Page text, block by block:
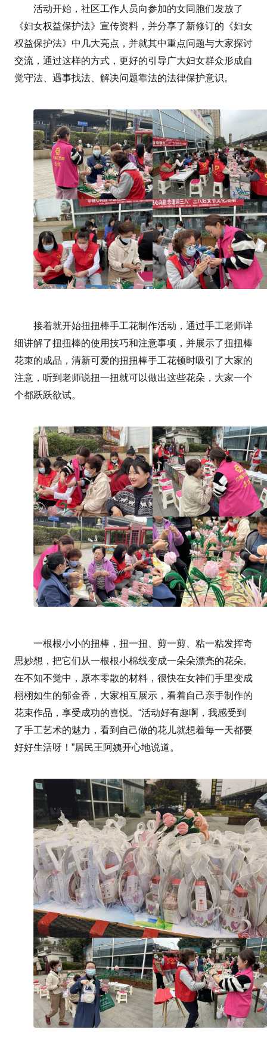
活动开始，社区工作人员向参加的女同胞们发放了
《妇女权益保护法》宣传资料，并分享了新修订的《妇女
权益保护法》中几大亮点，并就其中重点问题与大家探讨
交流，通过这样的方式，更好的引导广大妇女群众形成自
觉守法、遇事找法、解决问题靠法的法律保护意识。
接着就开始扭扭棒手工花制作活动，通过手工老师详
细讲解了扭扭棒的使用技巧和注意事项，并展示了扭扭棒
花束的成品，清新可爱的扭扭棒手工花顿时吸引了大家的
注意，听到老师说扭一扭就可以做出这些花朵，大家一个
个都跃跃欲试。
一根根小小的扭棒，扭一扭、剪一剪、粘一粘发挥奇
思妙想，把它们从一根根小棉线变成一朵朵漂亮的花朵。
在不知不觉中，原本零散的材料，很快在女神们手里变成
栩栩如生的郁金香，大家相互展示，看着自己亲手制作的
花束作品，享受成功的喜悦。“活动好有趣啊，我感受到
了手工艺术的魅力，看到自己做的花儿就想着每一天都要
好好生活呀！”居民王阿姨开心地说道。